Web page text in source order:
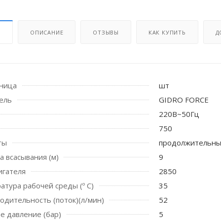
ОПИСАНИЕ ОТЗЫВЫ КАК КУПИТЬ
шт
GIDRO FORCE
220В~50Гц
750
всасывания (м)
9
2850
рабочей среды (º С)
35
(поток)(л/мин)
52
давление (бар)
5
для поручня